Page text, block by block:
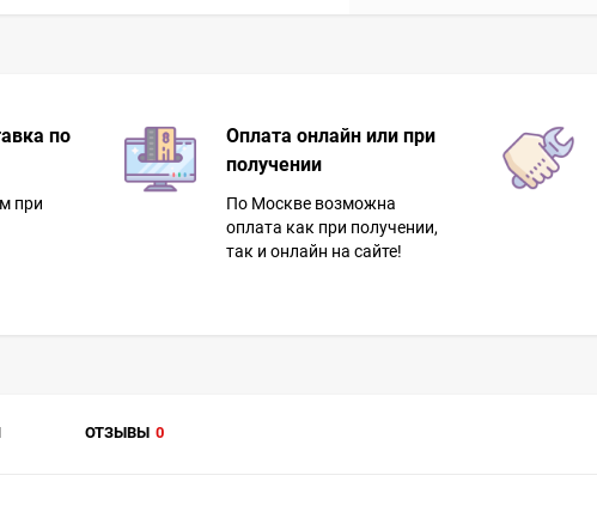
по
при
Оплата онлайн или при
получении
По Москве возможна
оплата как при получении,
так и онлайн на сайте!
ОТЗЫВЫ 0